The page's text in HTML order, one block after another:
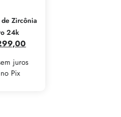
Zircônia
24k
juros
Pix